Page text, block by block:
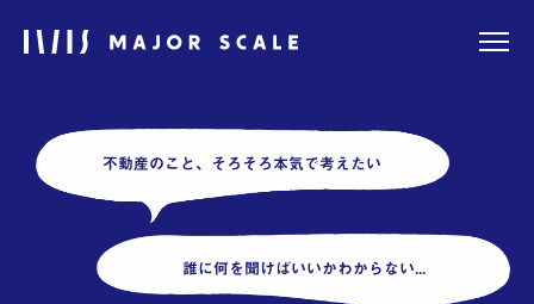
わたしたちについて
できること
不動産のこと、そろそろ本気で考えたい
誰に何を聞けばいいかわからない...